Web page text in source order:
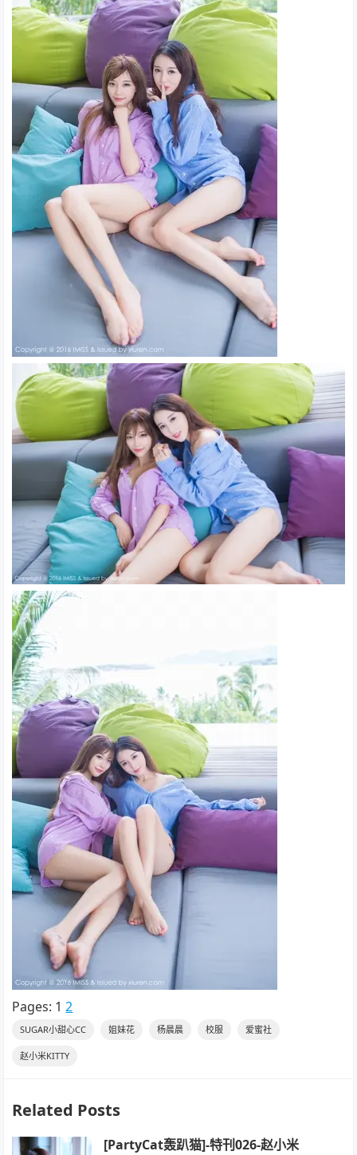
Pages: 1 2
SUGAR小甜心CC 姐妹花 杨晨晨 校服 爱蜜社
赵小米KITTY
Related Posts
[PartyCat轰趴猫]-特刊026-赵小米